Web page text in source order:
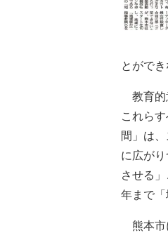
とができ
教育的
これら
間」は
に広が
させる
年まで「
熊本市